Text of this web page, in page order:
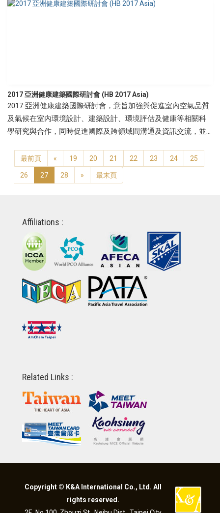
討會」。
2017 亞洲健康建築國際研討會 (HB 2017 Asia)
2017 亞洲健康建築國際研討會，意旨加強與促進室內空氣品質
及氣候在室內環境設計、建築設計、環境評估及健康等相關科
學研究與合作，同時促進國際及跨領域間溝通及資訊交流，並
流。本次會議吸引275位來自18國的與會者前往台南參與。
最前頁 « 19 20 21 22 23 24 25
26 27 28 » 最末頁
Affiliations :
Related Links :
Copyright © K&A International Co., Ltd. All
rights reserved.